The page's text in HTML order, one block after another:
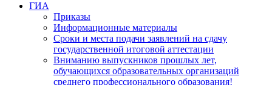
ГИА
Приказы
Информационные материалы
Сроки и места подачи заявлений на сдачу
государственной итоговой аттестации
Вниманию выпускников прошлых лет,
обучающихся образовательных организаций
среднего профессионального образования!